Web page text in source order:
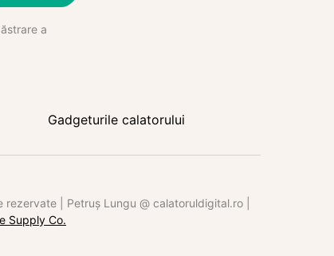
a
Gadgeturile calatorului
| Petruș Lungu @ calatoruldigital.ro |
Supply Co.